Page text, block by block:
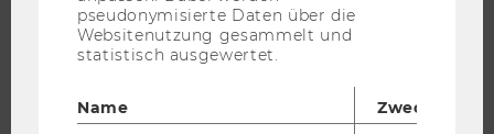
JOBS MIT WU-STUDIUM
KARRIEREKONTAKTE AN DER WU
pseudonymisierte Daten über die
Websitenutzung gesammelt und
statistisch ausgewertet.
Name
Zweck